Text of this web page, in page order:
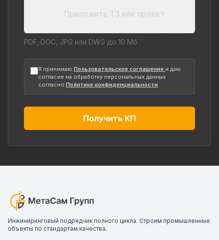
Приложить ТЗ или проект
PDF, DOC, JPG или DWG до 10 Мб
Я принимаю Пользовательское соглашение и даю
согласие на обработку персональных данных
согласно Политике конфиденциальности
Получить КП
Инжиниринговый подрядчик полного цикла. Строим промышленные
объекты по стандартам качества.